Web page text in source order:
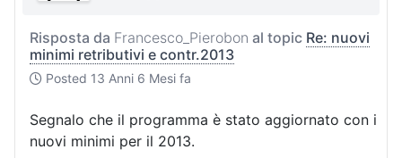
Risposta da Francesco_Pierobon al topic Re: nuovi
minimi retributivi e contr.2013
Posted 13 Anni 6 Mesi fa
Segnalo che il programma è stato aggiornato con i
nuovi minimi per il 2013.